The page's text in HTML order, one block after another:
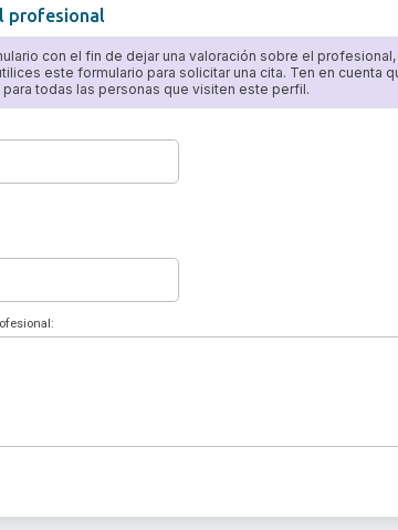
profesional
con el fin de dejar una valoración sobre el
este formulario para solicitar una cita. Ten en cuenta
todas las personas que visiten este perfil.